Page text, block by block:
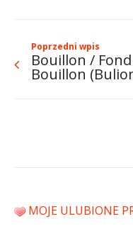
Poprzedni wpis
Bouillon /
Bouillon
MOJE ULUBIONE